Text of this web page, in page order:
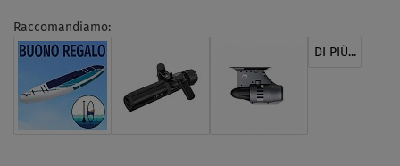
Raccomandiamo:
DI PIÙ...